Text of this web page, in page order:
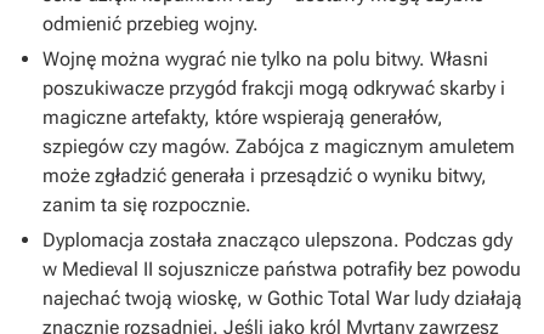
odmienić przebieg wojny.
Wojnę można wygrać nie tylko na polu bitwy. Własni
poszukiwacze przygód frakcji mogą odkrywać skarby i
magiczne artefakty, które wspierają generałów,
szpiegów czy magów. Zabójca z magicznym amuletem
może zgładzić generała i przesądzić o wyniku bitwy,
zanim ta się rozpocznie.
Dyplomacja została znacząco ulepszona. Podczas gdy
w Medieval II sojusznicze państwa potrafiły bez powodu
najechać twoją wioskę, w Gothic Total War ludy działają
znacznie rozsądniej. Jeśli jako król Myrtany zawrzesz